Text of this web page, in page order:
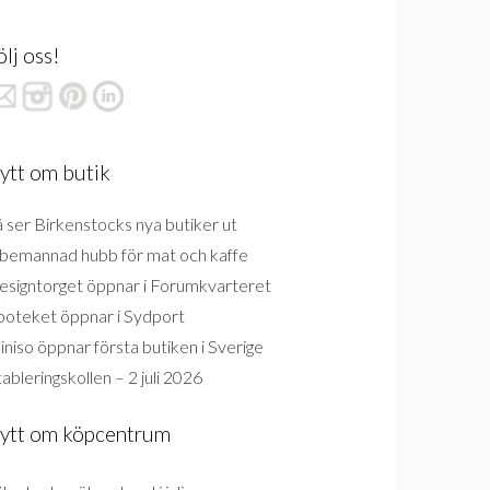
oss!
om butik
ser Birkenstocks nya butiker ut
hubb för mat och kaffe
öppnar i Forumkvarteret
öppnar i Sydport
öppnar första butiken i Sverige
– 2 juli 2026
om köpcentrum